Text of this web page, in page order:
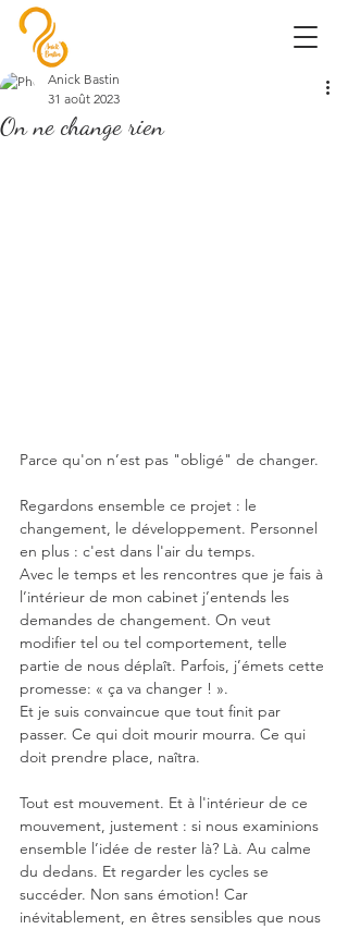
On ne change rien
Anick Bastin
31 août 2023
Parce qu'on n’est pas "obligé" de changer.
Regardons ensemble ce projet : le
changement, le développement. Personnel
en plus : c'est dans l'air du temps.
Avec le temps et les rencontres que je fais à
l’intérieur de mon cabinet j’entends les
demandes de changement. On veut
modifier tel ou tel comportement, telle
partie de nous déplaît. Parfois, j’émets cette
promesse: « ça va changer ! ».
Et je suis convaincue que tout finit par
passer. Ce qui doit mourir mourra. Ce qui
doit prendre place, naîtra.
Tout est mouvement. Et à l'intérieur de ce
mouvement, justement : si nous examinions
ensemble l’idée de rester là? Là. Au calme
du dedans. Et regarder les cycles se
succéder. Non sans émotion! Car
inévitablement, en êtres sensibles que nous